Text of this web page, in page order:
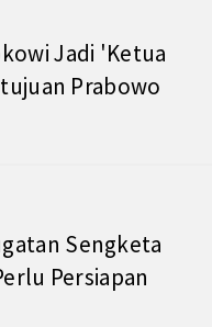
Jadi 'Ketua
Prabowo
Sengketa
Persiapan